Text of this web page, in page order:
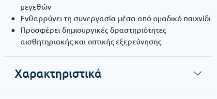
μεγεθών
Ενθαρρύνει τη συνεργασία μέσα από ομαδικό παιχνίδι
Προσφέρει δημιουργικές δραστηριότητες
αισθητηριακής και οπτικής εξερεύνησης
Χαρακτηριστικά